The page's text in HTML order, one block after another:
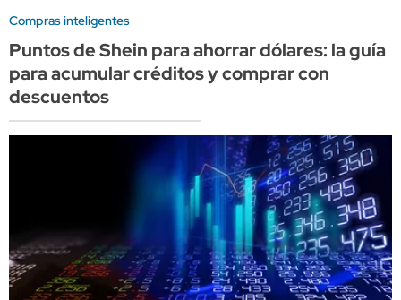
Compras inteligentes
Puntos de Shein para ahorrar dólares: la guía
para acumular créditos y comprar con
descuentos